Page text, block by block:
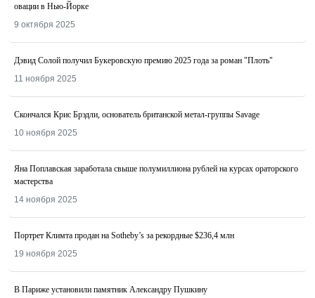
овации в Нью-Йорке
9 октября 2025
Дэвид Солой получил Букеровскую премию 2025 года за роман "Плоть"
11 ноября 2025
Скончался Крис Брэдли, основатель британской метал-группы Savage
10 ноября 2025
Яна Поплавская заработала свыше полумиллиона рублей на курсах ораторского
мастерства
14 ноября 2025
Портрет Климта продан на Sotheby’s за рекордные $236,4 млн
19 ноября 2025
В Париже установили памятник Александру Пушкину